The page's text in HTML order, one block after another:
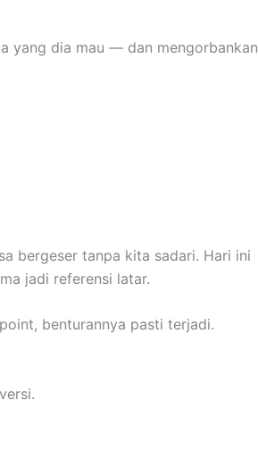
yang dia mau — dan mengorbankan
bergeser tanpa kita sadari. Hari ini
jadi referensi latar.
benturannya pasti terjadi.